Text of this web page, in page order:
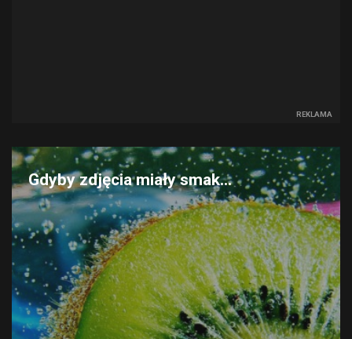
REKLAMA
Gdyby zdjęcia miały smak...